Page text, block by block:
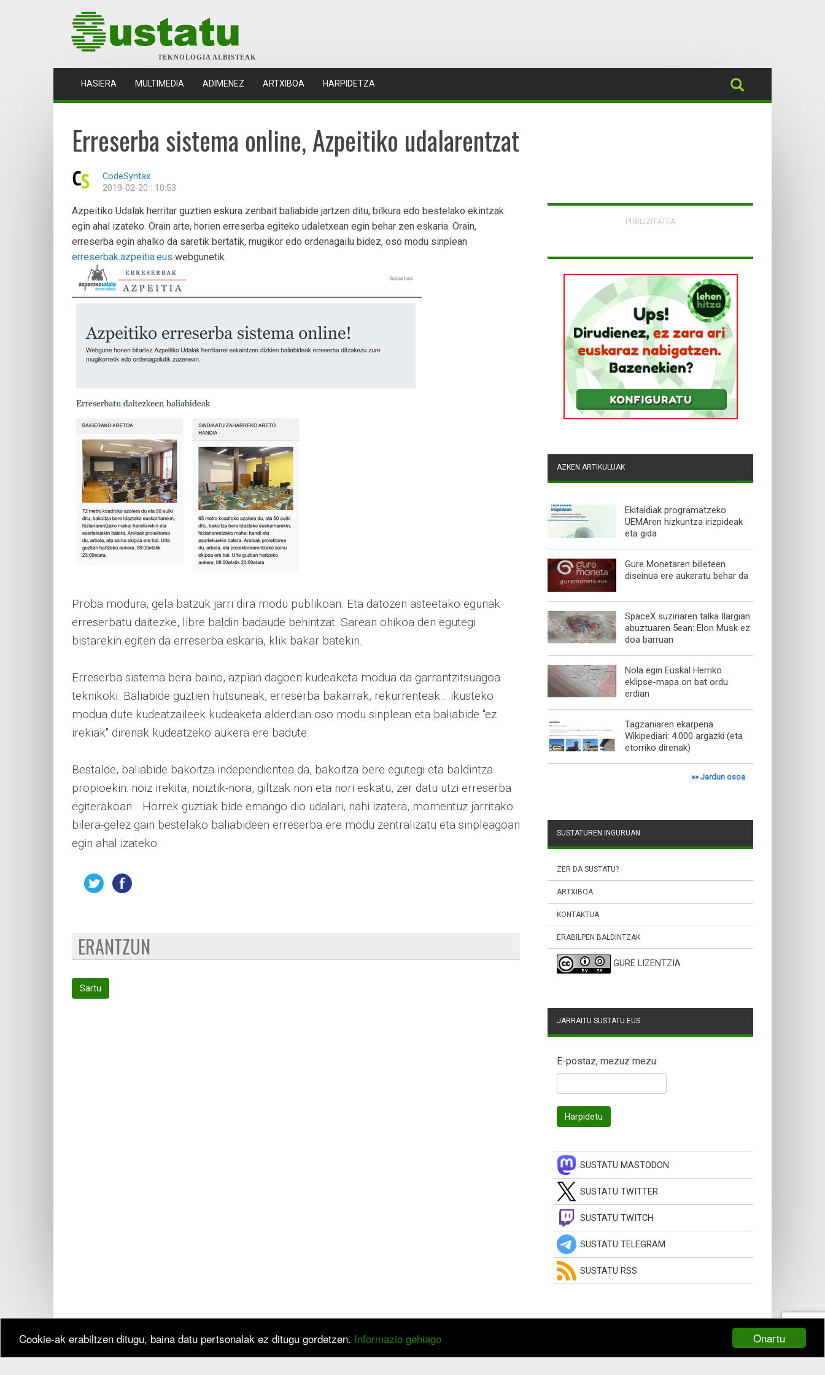
Onartu
Cookie-ak erabiltzen ditugu, baina datu pertsonalak ez ditugu gordetzen. Informazio gehiago
TEKNOLOGIA ALBISTEAK
HASIERA (CURRENT)
MULTIMEDIA ADIMENEZ ARTXIBOA HARPIDETZA
Erreserba sistema online, Azpeitiko udalarentzat
CodeSyntax
2019-02-20 : 10:53
Azpeitiko Udalak herritar guztien eskura zenbait baliabide jartzen ditu, bilkura edo bestelako ekintzak
egin ahal izateko. Orain arte, horien erreserba egiteko udaletxean egin behar zen eskaria. Orain,
erreserba egin ahalko da saretik bertatik, mugikor edo ordenagailu bidez, oso modu sinplean
erreserbak.azpeitia.eus webgunetik.
Proba modura, gela batzuk jarri dira modu publikoan. Eta datozen asteetako egunak
erreserbatu daitezke, libre baldin badaude behintzat. Sarean ohikoa den egutegi
bistarekin egiten da erreserba eskaria, klik bakar batekin.
Erreserba sistema bera baino, azpian dagoen kudeaketa modua da garrantzitsuagoa
teknikoki. Baliabide guztien hutsuneak, erreserba bakarrak, rekurrenteak... ikusteko
modua dute kudeatzaileek kudeaketa alderdian oso modu sinplean eta baliabide "ez
irekiak" direnak kudeatzeko aukera ere badute.
Bestalde, baliabide bakoitza independientea da, bakoitza bere egutegi eta baldintza
propioekin: noiz irekita, noiztik-nora, giltzak non eta nori eskatu, zer datu utzi erreserba
egiterakoan... Horrek guztiak bide emango dio udalari, nahi izatera, momentuz jarritako
bilera-gelez gain bestelako baliabideen erreserba ere modu zentralizatu eta sinpleagoan
egin ahal izateko.
ERANTZUN
Sartu
PUBLIZITATEA
AZKEN ARTIKULUAK
Ekitaldiak programatzeko
UEMAren hizkuntza irizpideak
eta gida
Gure Monetaren billeteen
diseinua ere aukeratu behar da
SpaceX suziriaren talka Ilargian
abuztuaren 5ean: Elon Musk ez
doa barruan
Nola egin Euskal Herriko
eklipse-mapa on bat ordu
erdian
Tagzaniaren ekarpena
Wikipediari: 4.000 argazki (eta
etorriko direnak)
»»Jardun osoa
SUSTATUREN INGURUAN
ZER DA SUSTATU?
ARTXIBOA
KONTAKTUA
ERABILPEN BALDINTZAK
GURE LIZENTZIA
JARRAITU SUSTATU.EUS
E-postaz, mezuz mezu:
SUSTATU MASTODON
SUSTATU TWITTER
SUSTATU TWITCH
SUSTATU TELEGRAM
SUSTATU RSS